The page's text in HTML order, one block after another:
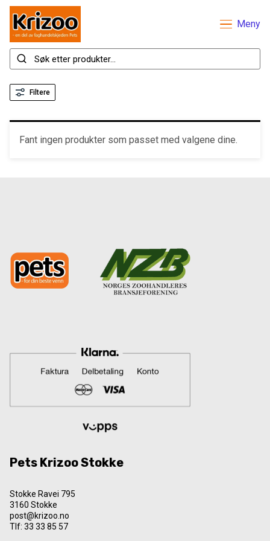
Meny
Filtere
Fant ingen produkter som passet med valgene dine.
Pets Krizoo Stokke
Stokke Ravei 795
3160 Stokke
post@krizoo.no
Tlf: 33 33 85 57